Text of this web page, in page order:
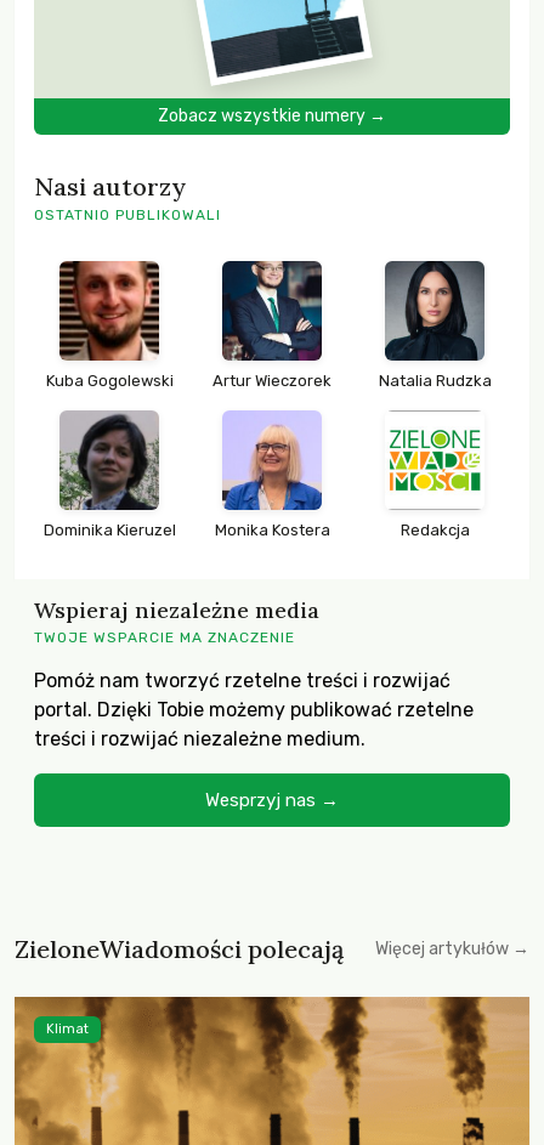
Zobacz wszystkie numery →
Nasi autorzy
OSTATNIO PUBLIKOWALI
Kuba Gogolewski Artur Wieczorek Natalia Rudzka
Dominika Kieruzel Monika Kostera Redakcja
Wspieraj niezależne media
TWOJE WSPARCIE MA ZNACZENIE
Pomóż nam tworzyć rzetelne treści i rozwijać
portal. Dzięki Tobie możemy publikować rzetelne
treści i rozwijać niezależne medium.
Wesprzyj nas →
ZieloneWiadomości polecają Więcej artykułów →
Klimat